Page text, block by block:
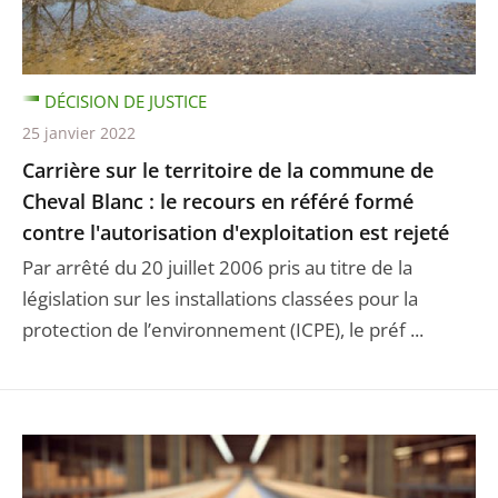
Carrière sur le territoire de la commune de
Cheval Blanc : le recours en référé formé
contre l'autorisation d'exploitation est rejeté
Par arrêté du 20 juillet 2006 pris au titre de la
législation sur les installations classées pour la
protection de l’environnement (ICPE), le préf ...
DÉCISION DE JUSTICE
25 janvier 2022